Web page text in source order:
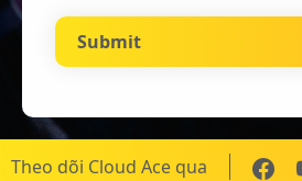
Theo dõi Cloud Ace qua